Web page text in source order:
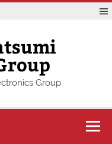
Group